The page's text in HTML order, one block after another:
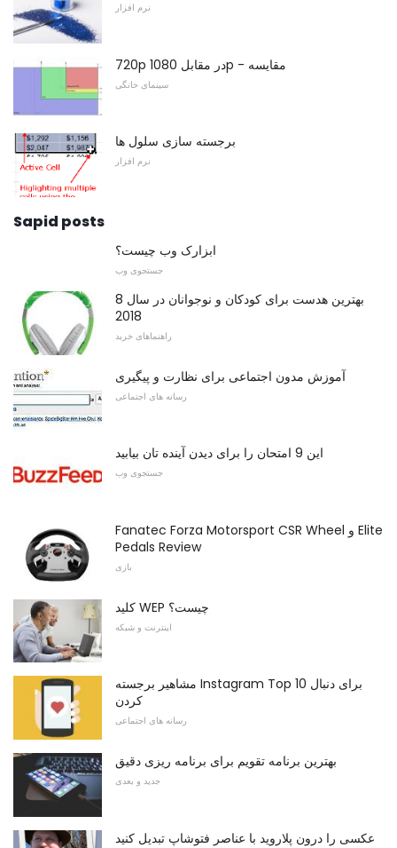
نرم افزار
720p در مقابل 1080p - مقایسه
سینمای خانگی
برجسته سازی سلول ها
نرم افزار
Sapid posts
ابزارک وب چیست؟
جستجوی وب
8 بهترین هدست برای کودکان و نوجوانان در سال
2018
راهنماهای خرید
آموزش مدون اجتماعی برای نظارت و پیگیری
رسانه های اجتماعی
این 9 امتحان را برای دیدن آینده تان بیابید
جستجوی وب
Fanatec Forza Motorsport CSR Wheel و Elite
Pedals Review
بازی
کلید WEP چیست؟
اینترنت و شبکه
مشاهیر برجسته Instagram Top 10 برای دنبال
کردن
رسانه های اجتماعی
بهترین برنامه تقویم برای برنامه ریزی دقیق
جدید و بعدی
عکسی را درون پلاروید با عناصر فتوشاپ تبدیل کنید